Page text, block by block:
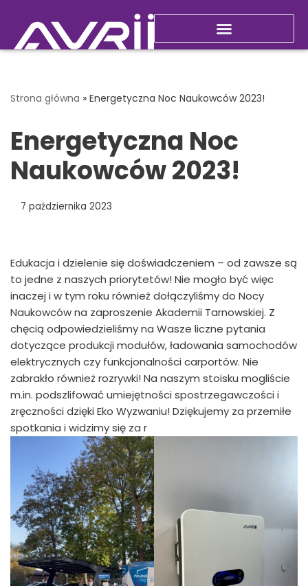
Przejdź
do
Strona główna » Energetyczna Noc Naukowców 2023!
Energetyczna Noc
Naukowców 2023!
7 października 2023
Edukacja i dzielenie się doświadczeniem – od zawsze są
to jedne z naszych priorytetów! Nie mogło być więc
inaczej i w tym roku również dołączyliśmy do Nocy
Naukowców na zaproszenie Akademii Tarnowskiej. Z
chęcią odpowiedzieliśmy na Wasze liczne pytania
dotyczące produkcji modułów, ładowania samochodów
elektrycznych czy funkcjonalności carportów. Nie
zabrakło również rozrywki! Na naszym stoisku mogliście
m.in. podszlifować umiejętności spostrzegawczości i
zręczności dzięki Eko Wyzwaniu! Dziękujemy za przemiłe
spotkania i widzimy się za r